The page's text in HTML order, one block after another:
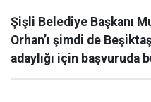
Şişli Belediye Başkanı
Orhan’ı şimdi de
adaylığı için başvuruda